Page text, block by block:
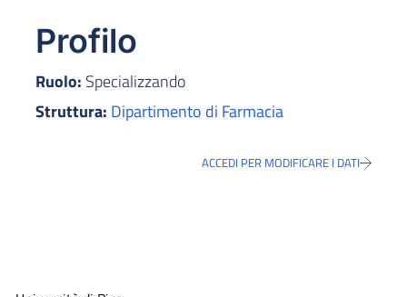
Profilo
Ruolo: Specializzando
Struttura: Dipartimento di Farmacia
ACCEDI PER MODIFICARE I DATI